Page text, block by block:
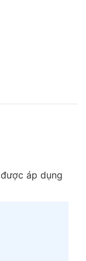
áp dụng